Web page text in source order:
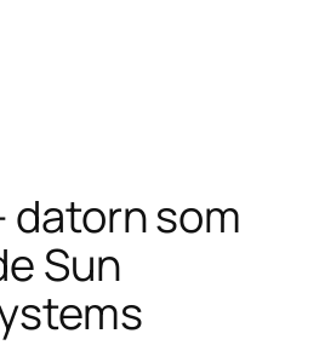
datorn som
Sun